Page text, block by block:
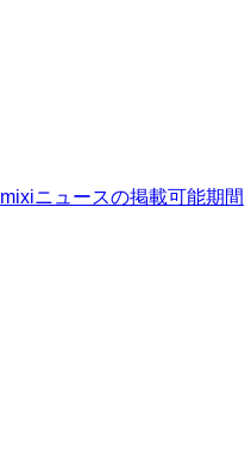
mixiニュースの掲載可能期間